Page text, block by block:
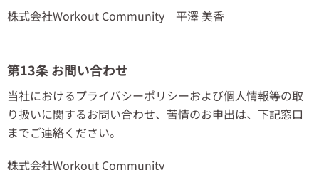
株式会社Workout Community 平澤 美香
第13条 お問い合わせ
当社におけるプライバシーポリシーおよび個人情報等の取
り扱いに関するお問い合わせ、苦情のお申出は、下記窓口
までご連絡ください。
株式会社Workout Community